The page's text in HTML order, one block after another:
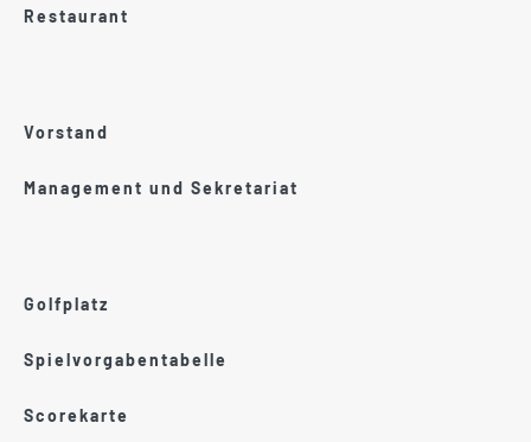
Restaurant
Vorstand
Management und Sekretariat
Golfplatz
Spielvorgabentabelle
Scorekarte